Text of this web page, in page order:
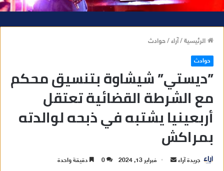
الرئيسية/آراء/حوادث
حوادث
”ديستي” شيشاوة بتنسيق محكم
مع الشرطة القضائية تعتقل
أربعينيا يشتبه في ذبحه لوالدته
بمراكش
جريدة آراء فبراير 13, 2024 0 دقيقة واحدة